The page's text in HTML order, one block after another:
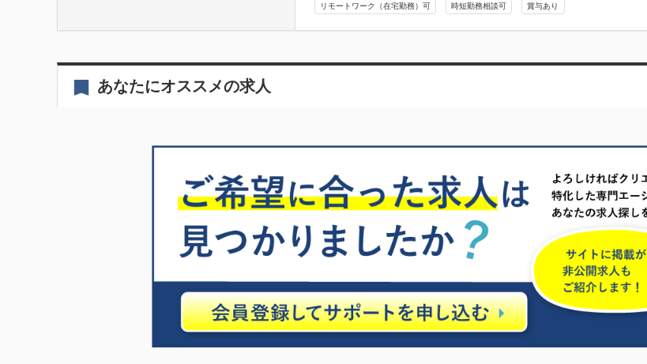
リモートワーク（在宅勤務）可 時短勤務相談可 賞与あり
あなたにオススメの求人